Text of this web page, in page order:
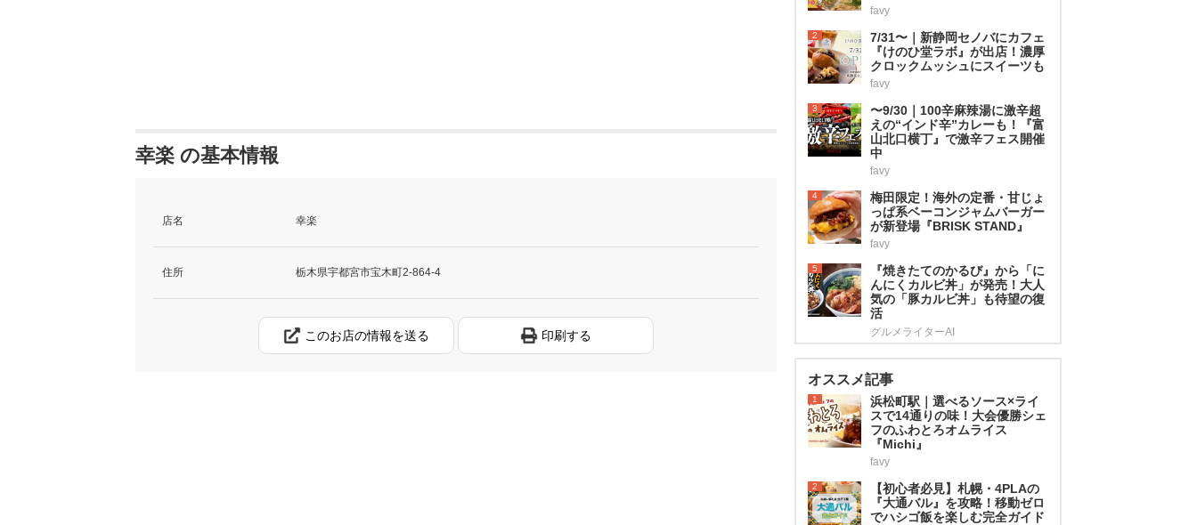
幸楽 の基本情報
店名 幸楽
住所 栃木県宇都宮市宝木町2-864-4
このお店の情報を送る 印刷する
favy
2
7/31〜｜新静岡セノバにカフェ
『けのひ堂ラボ』が出店！濃厚
クロックムッシュにスイーツも
favy
3
〜9/30｜100辛麻辣湯に激辛超
えの“インド辛”カレーも！『富
山北口横丁』で激辛フェス開催
中
favy
4
梅田限定！海外の定番・甘じょ
っぱ系ベーコンジャムバーガー
が新登場『BRISK STAND』
favy
5
『焼きたてのかるび』から「に
んにくカルビ丼」が発売！大人
気の「豚カルビ丼」も待望の復
活
グルメライターAI
オススメ記事
1
浜松町駅｜選べるソース×ライ
スで14通りの味！大会優勝シェ
フのふわとろオムライス
『Michi』
favy
2
【初心者必見】札幌・4PLAの
『大通バル』を攻略！移動ゼロ
でハシゴ飯を楽しむ完全ガイド